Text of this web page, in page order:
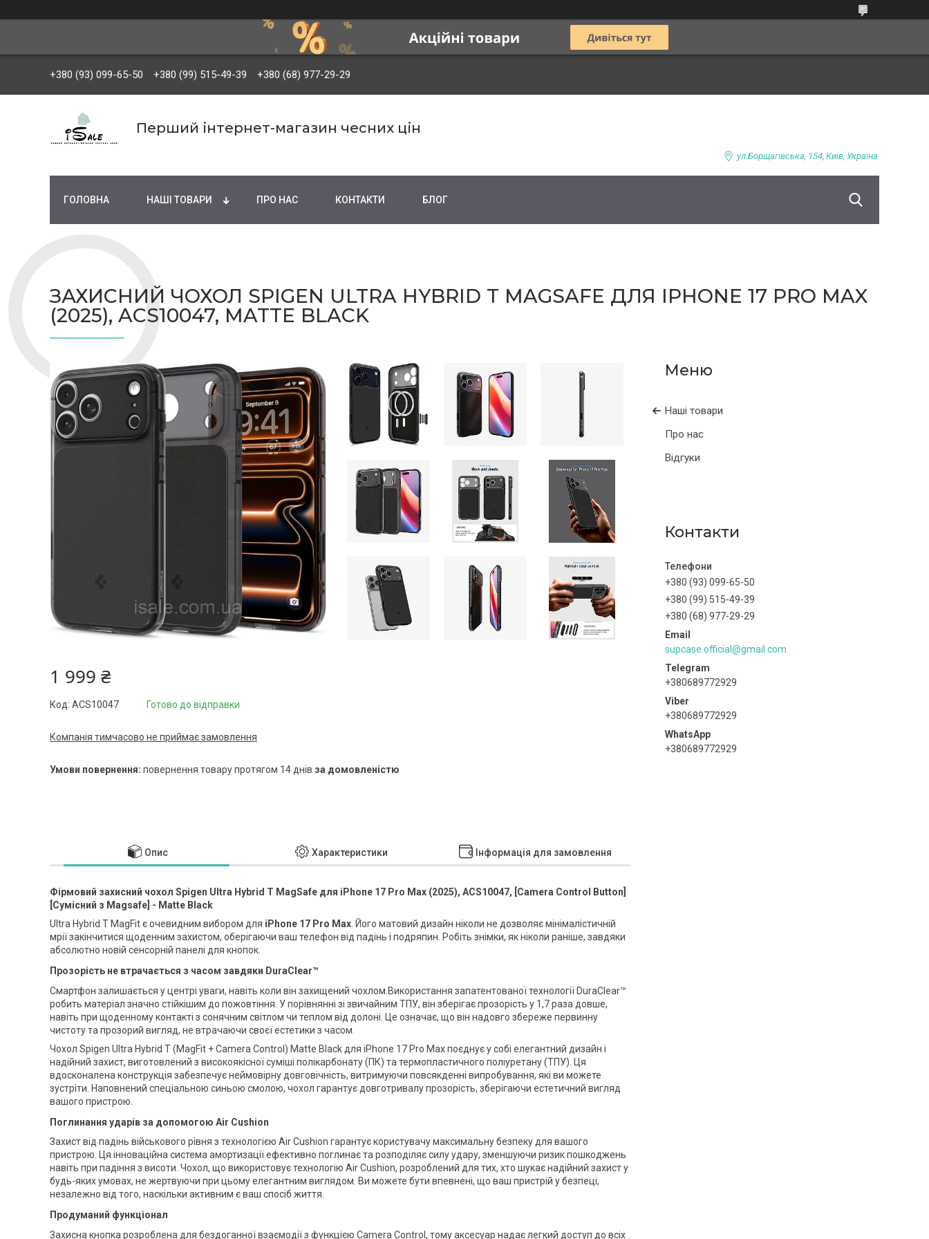
+380 (93) 099-65-50 +380 (99) 515-49-39 +380 (68) 977-29-29
Перший інтернет-магазин чесних цін
ул.Борщагівська, 154, Київ, Україна
ГОЛОВНА НАШІ ТОВАРИ ПРО НАС КОНТАКТИ БЛОГ
ЗАХИСНИЙ ЧОХОЛ SPIGEN ULTRA HYBRID T MAGSAFE ДЛЯ IPHONE 17 PRO MAX
(2025), ACS10047​​​​​​​, MATTE BLACK
Наші товари
Про нас
Відгуки
Контакти
+380 (93) 099-65-50
+380 (99) 515-49-39
+380 (68) 977-29-29
supcase.official@gmail.com
+380689772929
+380689772929
+380689772929
1 999 ₴
Готово до відправки
Код: ACS10047
Компанія тимчасово не приймає замовлення
повернення товару протягом 14 днів за домовленістю
Опис Характеристики Інформація для замовлення
Фірмовий захисний чохол Spigen Ultra Hybrid T MagSafe для iPhone 17 Pro Max (2025), ACS10047, [Camera Control Button]
[Cумісний з Magsafe] - Matte Black
Ultra Hybrid T MagFit є очевидним вибором для iPhone 17 Pro Max . Його матовий дизайн ніколи не дозволяє мінімалістичній
мрії закінчитися щоденним захистом, оберігаючи ваш телефон від падінь і подряпин. Робіть знімки, як ніколи раніше, завдяки
абсолютно новій сенсорній панелі для кнопок.
Прозорість не втрачається з часом завдяки DuraClear™
Смартфон залишається у центрі уваги, навіть коли він захищений чохлом.Використання запатентованої технології DuraClear™
робить матеріал значно стійкішим до пожовтіння. У порівнянні зі звичайним ТПУ, він зберігає прозорість у 1,7 раза довше,
навіть при щоденному контакті з сонячним світлом чи теплом від долоні. Це означає, що він надовго збереже первинну
чистоту та прозорий вигляд, не втрачаючи своєї естетики з часом.
Чохол Spigen Ultra Hybrid T (MagFit + Camera Control) Matte Black для iPhone 17 Pro Max поєднує у собі елегантний дизайн і
надійний захист, виготовлений з високоякісної суміші полікарбонату (ПК) та термопластичного поліуретану (ТПУ). Ця
вдосконалена конструкція забезпечує неймовірну довговічність, витримуючи повсякденні випробування, які ви можете
зустріти. Наповнений спеціальною синьою смолою, чохол гарантує довготривалу прозорість, зберігаючи естетичний вигляд
вашого пристрою.
Поглинання ударів за допомогою Air Cushion
Захист від падінь військового рівня з технологією Air Cushion гарантує користувачу максимальну безпеку для вашого
пристрою. Ця інноваційна система амортизації ефективно поглинає та розподіляє силу удару, зменшуючи ризик пошкоджень
навіть при падіння з висоти. Чохол, що використовує технологію Air Cushion, розроблений для тих, хто шукає надійний захист у
будь-яких умовах, не жертвуючи при цьому елегантним виглядом. Ви можете бути впевнені, що ваш пристрій у безпеці,
незалежно від того, наскільки активним є ваш спосіб життя.
Продуманий функціонал
Захисна кнопка розроблена для бездоганної взаємодії з функцією Camera Control, тому аксесуар надає легкий доступ до всіх